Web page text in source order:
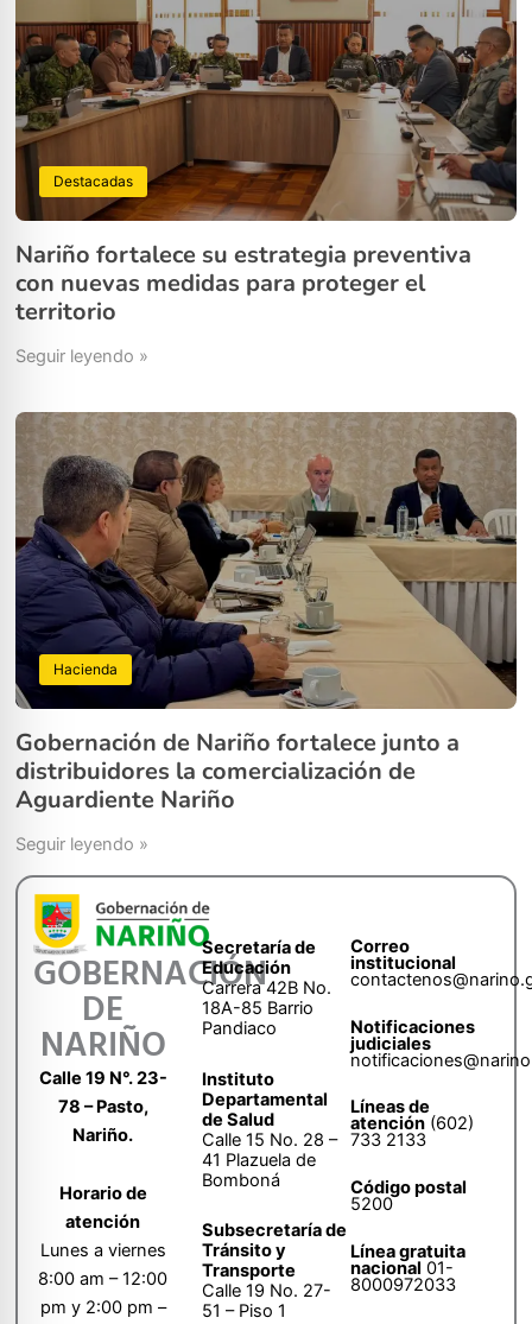
Destacadas
Nariño fortalece su estrategia preventiva
con nuevas medidas para proteger el
territorio
Seguir leyendo »
Hacienda
Gobernación de Nariño fortalece junto a
distribuidores la comercialización de
Aguardiente Nariño
Seguir leyendo »
GOBERNACIÓN
DE
NARIÑO
Calle 19 N°. 23-
78 – Pasto,
Nariño.
Horario de
atención
Lunes a viernes
8:00 am – 12:00
pm y 2:00 pm –
Secretaría de
Educación
Carrera 42B No.
18A-85 Barrio
Pandiaco
Instituto
Departamental
de Salud
Calle 15 No. 28 –
41 Plazuela de
Bomboná
Subsecretaría de
Tránsito y
Transporte
Calle 19 No. 27-
51 – Piso 1
Correo
institucional
Notificaciones
judiciales
Líneas de
atención (602)
733 2133
Código postal
5200
Línea gratuita
nacional 01-
8000972033